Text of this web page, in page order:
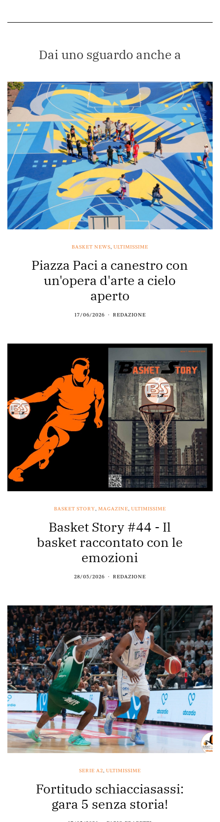
Dai uno sguardo anche a
BASKET NEWS, ULTIMISSIME
Piazza Paci a canestro con
un'opera d'arte a cielo
aperto
17/06/2026 REDAZIONE
BASKET STORY, MAGAZINE, ULTIMISSIME
Basket Story #44 - Il
basket raccontato con le
emozioni
28/05/2026 REDAZIONE
SERIE A2, ULTIMISSIME
Fortitudo schiacciasassi:
gara 5 senza storia!